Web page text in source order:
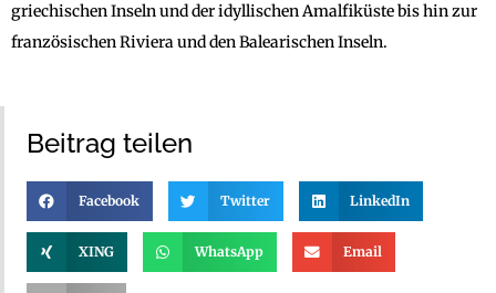
griechischen Inseln und der idyllischen Amalfiküste bis hin zur
französischen Riviera und den Balearischen Inseln.
Beitrag teilen
Facebook Twitter LinkedIn
XING WhatsApp Email